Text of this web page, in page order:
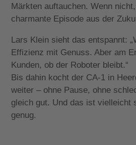
Märkten auftauchen. Wenn
charmante Episode aus der
Lars Klein sieht das entspannt:
Effizienz mit Genuss. Aber am
Kunden, ob der Roboter bleibt.“
Bis dahin kocht der CA-1 in
weiter – ohne Pause, ohne
gleich gut. Und das ist vielleicht
genug.